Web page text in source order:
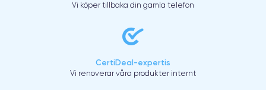
Vi köper tillbaka din gamla telefon
CertiDeal-expertis
Vi renoverar våra produkter internt